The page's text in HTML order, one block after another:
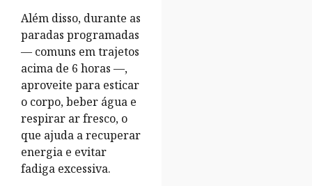
Além disso, durante as
paradas programadas
— comuns em trajetos
acima de 6 horas —,
aproveite para esticar
o corpo, beber água e
respirar ar fresco, o
que ajuda a recuperar
energia e evitar
fadiga excessiva.